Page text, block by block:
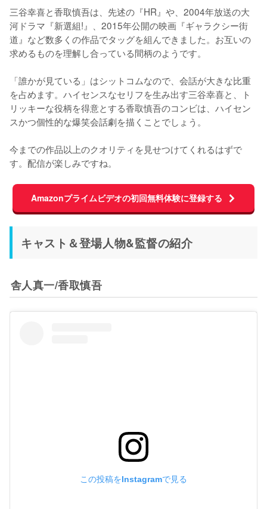
三谷幸喜と香取慎吾は、先述の『HR』や、2004年放送の大
河ドラマ『新選組!』、2015年公開の映画『ギャラクシー街
道』など数多くの作品でタッグを組んできました。お互いの
求めるものを理解し合っている間柄のようです。
「誰かが見ている」はシットコムなので、会話が大きな比重
を占めます。ハイセンスなセリフを生み出す三谷幸喜と、ト
リッキーな役柄を得意とする香取慎吾のコンビは、ハイセン
スかつ個性的な爆笑会話劇を描くことでしょう。
今までの作品以上のクオリティを見せつけてくれるはずで
す。配信が楽しみですね。
Amazonプライムビデオの初回無料体験に登録する
キャスト＆登場人物&監督の紹介
舎人真一/香取慎吾
この投稿をInstagramで見る